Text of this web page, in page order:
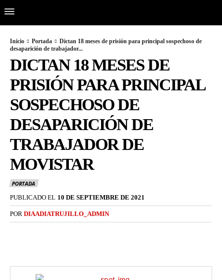
Inicio Portada
Dictan 18 meses de prisión para principal sospechoso de
desaparición de trabajador...
DICTAN 18 MESES DE
PRISIÓN PARA PRINCIPAL
SOSPECHOSO DE
DESAPARICIÓN DE
TRABAJADOR DE
MOVISTAR
PORTADA
PUBLICADO EL 10 DE SEPTIEMBRE DE 2021
POR DIAADIATRUJILLO_ADMIN